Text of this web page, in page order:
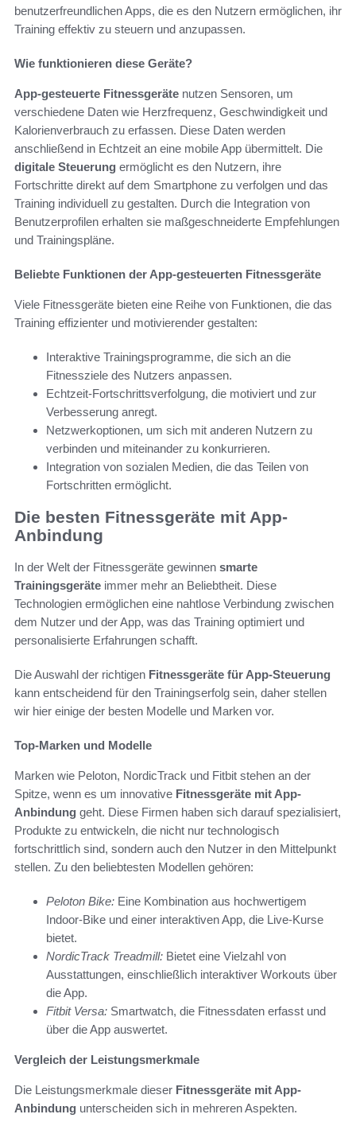
benutzerfreundlichen Apps, die es den Nutzern ermöglichen, ihr
Training effektiv zu steuern und anzupassen.
Wie funktionieren diese Geräte?
App-gesteuerte Fitnessgeräte nutzen Sensoren, um
verschiedene Daten wie Herzfrequenz, Geschwindigkeit und
Kalorienverbrauch zu erfassen. Diese Daten werden
anschließend in Echtzeit an eine mobile App übermittelt. Die
digitale Steuerung ermöglicht es den Nutzern, ihre
Fortschritte direkt auf dem Smartphone zu verfolgen und das
Training individuell zu gestalten. Durch die Integration von
Benutzerprofilen erhalten sie maßgeschneiderte Empfehlungen
und Trainingspläne.
Beliebte Funktionen der App-gesteuerten Fitnessgeräte
Viele Fitnessgeräte bieten eine Reihe von Funktionen, die das
Training effizienter und motivierender gestalten:
Interaktive Trainingsprogramme, die sich an die
Fitnessziele des Nutzers anpassen.
Echtzeit-Fortschrittsverfolgung, die motiviert und zur
Verbesserung anregt.
Netzwerkoptionen, um sich mit anderen Nutzern zu
verbinden und miteinander zu konkurrieren.
Integration von sozialen Medien, die das Teilen von
Fortschritten ermöglicht.
Die besten Fitnessgeräte mit App-
Anbindung
In der Welt der Fitnessgeräte gewinnen smarte
Trainingsgeräte immer mehr an Beliebtheit. Diese
Technologien ermöglichen eine nahtlose Verbindung zwischen
dem Nutzer und der App, was das Training optimiert und
personalisierte Erfahrungen schafft.
Die Auswahl der richtigen Fitnessgeräte für App-Steuerung
kann entscheidend für den Trainingserfolg sein, daher stellen
wir hier einige der besten Modelle und Marken vor.
Top-Marken und Modelle
Marken wie Peloton, NordicTrack und Fitbit stehen an der
Spitze, wenn es um innovative Fitnessgeräte mit App-
Anbindung geht. Diese Firmen haben sich darauf spezialisiert,
Produkte zu entwickeln, die nicht nur technologisch
fortschrittlich sind, sondern auch den Nutzer in den Mittelpunkt
stellen. Zu den beliebtesten Modellen gehören:
Peloton Bike: Eine Kombination aus hochwertigem
Indoor-Bike und einer interaktiven App, die Live-Kurse
bietet.
NordicTrack Treadmill: Bietet eine Vielzahl von
Ausstattungen, einschließlich interaktiver Workouts über
die App.
Fitbit Versa: Smartwatch, die Fitnessdaten erfasst und
über die App auswertet.
Vergleich der Leistungsmerkmale
Die Leistungsmerkmale dieser Fitnessgeräte mit App-
Anbindung unterscheiden sich in mehreren Aspekten.